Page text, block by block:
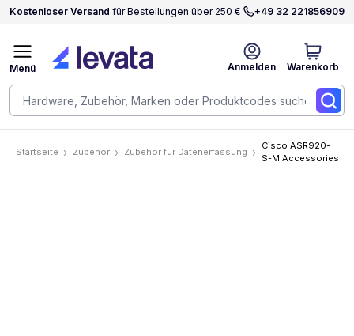
Kostenloser Versand für Bestellungen über 250 € +49 32 221856909
Anmelden Warenkorb
Menü
Startseite Zubehör Zubehör für Datenerfassung
Cisco ASR920-
S-M Accessories